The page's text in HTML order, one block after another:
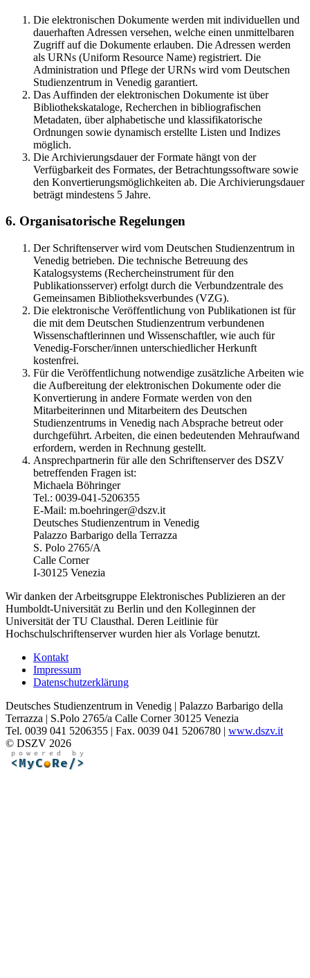
Die elektronischen Dokumente werden mit individuellen und
dauerhaften Adressen versehen, welche einen unmittelbaren
Zugriff auf die Dokumente erlauben. Die Adressen werden
als URNs (Uniform Resource Name) registriert. Die
Administration und Pflege der URNs wird vom Deutschen
Studienzentrum in Venedig garantiert.
Das Auffinden der elektronischen Dokumente ist über
Bibliothekskataloge, Recherchen in bibliografischen
Metadaten, über alphabetische und klassifikatorische
Ordnungen sowie dynamisch erstellte Listen und Indizes
möglich.
Die Archivierungsdauer der Formate hängt von der
Verfügbarkeit des Formates, der Betrachtungssoftware sowie
den Konvertierungsmöglichkeiten ab. Die Archivierungsdauer
beträgt mindestens 5 Jahre.
6. Organisatorische Regelungen
Der Schriftenserver wird vom Deutschen Studienzentrum in
Venedig betrieben. Die technische Betreuung des
Katalogsystems (Rechercheinstrument für den
Publikationsserver) erfolgt durch die Verbundzentrale des
Gemeinsamen Bibliotheksverbundes (VZG).
Die elektronische Veröffentlichung von Publikationen ist für
die mit dem Deutschen Studienzentrum verbundenen
Wissenschaftlerinnen und Wissenschaftler, wie auch für
Venedig-Forscher/innen unterschiedlicher Herkunft
kostenfrei.
Für die Veröffentlichung notwendige zusätzliche Arbeiten wie
die Aufbereitung der elektronischen Dokumente oder die
Konvertierung in andere Formate werden von den
Mitarbeiterinnen und Mitarbeitern des Deutschen
Studienzentrums in Venedig nach Absprache betreut oder
durchgeführt. Arbeiten, die einen bedeutenden Mehraufwand
erfordern, werden in Rechnung gestellt.
Ansprechpartnerin für alle den Schriftenserver des DSZV
betreffenden Fragen ist:
Michaela Böhringer
Tel.: 0039-041-5206355
E-Mail: m.boehringer@dszv.it
Deutsches Studienzentrum in Venedig
Palazzo Barbarigo della Terrazza
S. Polo 2765/A
Calle Corner
I-30125 Venezia
Wir danken der Arbeitsgruppe Elektronisches Publizieren an der
Humboldt-Universität zu Berlin und den Kolleginnen der
Universität der TU Clausthal. Deren Leitlinie für
Hochschulschriftenserver wurden hier als Vorlage benutzt.
Kontakt
Impressum
Datenschutzerklärung
Deutsches Studienzentrum in Venedig | Palazzo Barbarigo della
Terrazza | S.Polo 2765/a Calle Corner 30125 Venezia
Tel. 0039 041 5206355 | Fax. 0039 041 5206780 | www.dszv.it
© DSZV 2026